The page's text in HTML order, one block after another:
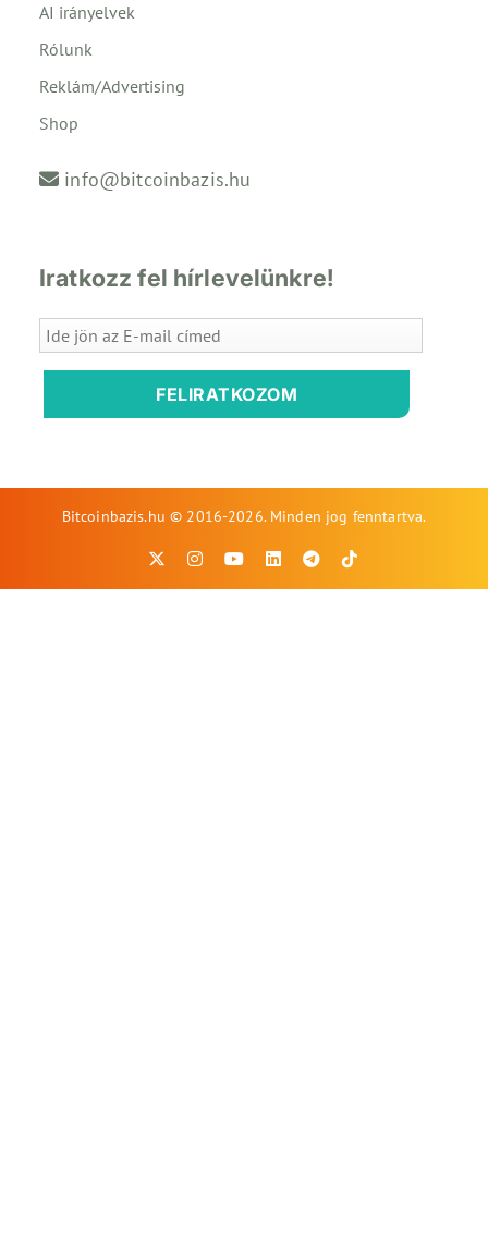
AI irányelvek
Rólunk
Reklám/Advertising
Shop
info@bitcoinbazis.hu
Iratkozz fel hírlevelünkre!
FELIRATKOZOM
Bitcoinbazis.hu © 2016-2026. Minden jog fenntartva.